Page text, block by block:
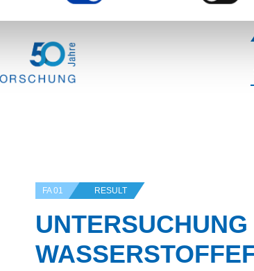
FA 01 RESULT
UNTERSUCHUNG